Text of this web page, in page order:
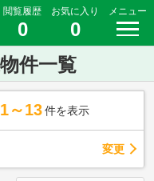
閲覧履歴
0
お気に入り
0
メニュー
件一覧
1～13 件を表示
変更